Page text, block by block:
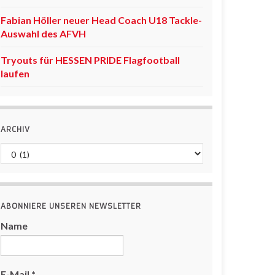
Fabian Höller neuer Head Coach U18 Tackle-
Auswahl des AFVH
Tryouts für HESSEN PRIDE Flagfootball
laufen
ARCHIV
Archiv
ABONNIERE UNSEREN NEWSLETTER
Name